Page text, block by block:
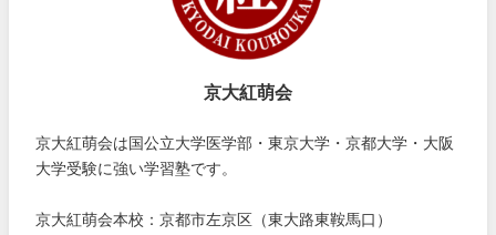
京大紅萌会
京大紅萌会は国公立大学医学部・東京大学・京都大学・大阪
大学受験に強い学習塾です。
京大紅萌会本校：京都市左京区（東大路東鞍馬口）